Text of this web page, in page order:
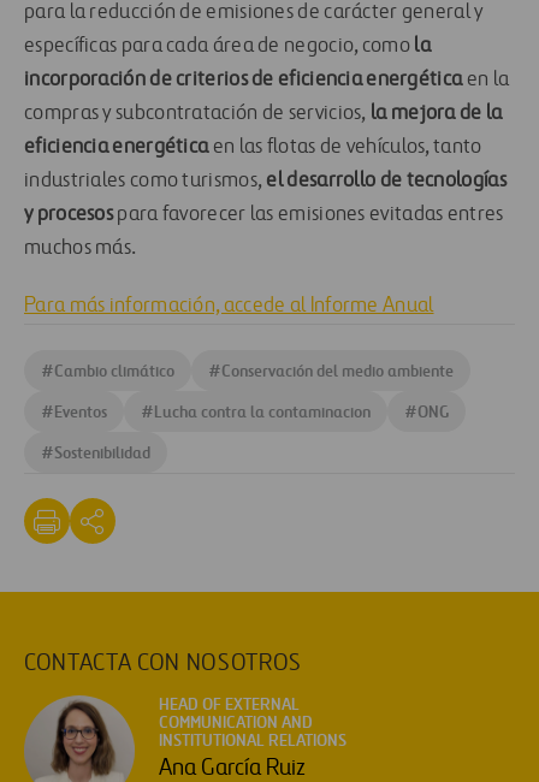
para la reducción de emisiones de carácter general y
específicas para cada área de negocio, comola
incorporación de criterios de eficiencia energéticaen la
compras y subcontratación de servicios, la mejora de la
eficiencia energéticaen las flotas de vehículos, tanto
industriales como turismos, el desarrollo de tecnologías
y procesospara favorecer las emisiones evitadas entres
muchos más.
Para más información, accede al Informe Anual
#Cambio climático #Conservación del medio ambiente
#Eventos #Lucha contra la contaminacion #ONG
#Sostenibilidad
CONTACTA CON NOSOTROS
HEAD OF EXTERNAL
COMMUNICATION AND
INSTITUTIONAL RELATIONS
Ana García Ruiz